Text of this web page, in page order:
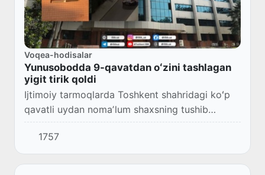
Voqea-hodisalar
Yunusobodda 9-qavatdan oʻzini tashlagan
yigit tirik qoldi
Ijtimoiy tarmoqlarda Toshkent shahridagi koʻp
qavatli uydan nomaʼlum shaxsning tushib
ketgani aks etgan video keng muhokamalarga
sabab boʻldi. Ushbu holat yuzasidan Toshkent
shahar...
1757